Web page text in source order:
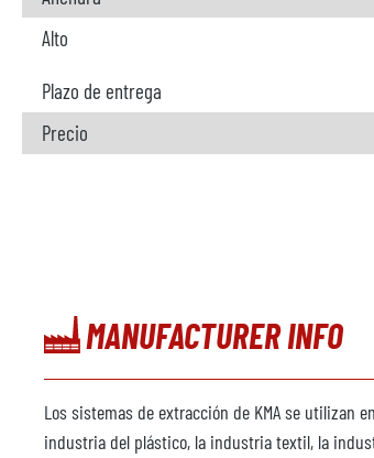
Alto
Plazo de entrega
Precio
MANUFACTURER INFO
Los sistemas de extracción de KMA se utilizan
industria del plástico, la industria textil, la